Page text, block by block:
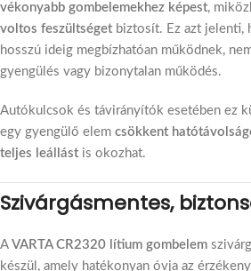
vékonyabb gombelemekhez képest,
voltos feszültségetbiztosít. Ez azt jelenti,
hosszú ideig megbízhatóan működnek,
gyengülés vagy bizonytalan működés.
Autókulcsok és távirányítók esetében ez
egy gyengülő elem csökkent
teljes leállástis okozhat.
Szivárgásmentes,
A VARTA CR2320 lítium gombelem
készül, amely hatékonyan óvja az